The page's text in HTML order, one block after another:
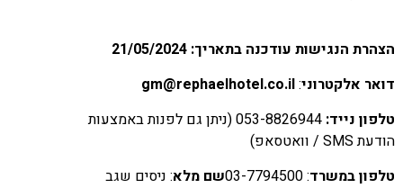
שם מלא: ניסים שגב טלפון במשרד: 03-7794500
טלפון נייד:
053-8826944 (ניתן גם לפנות באמצעות
הודעת SMS / וואטסאפ)
דואר אלקטרוני:
gm@rephaelhotel.co.il
הצהרת הנגישות עודכנה בתאריך: 21/05/2024